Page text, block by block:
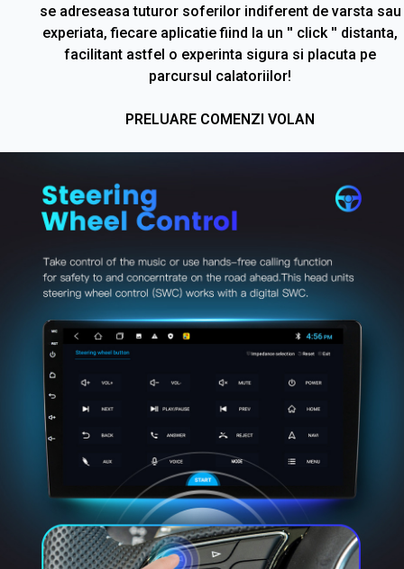
se adreseasa tuturor soferilor indiferent de varsta sau
experiata, fiecare aplicatie fiind la un '' click '' distanta,
facilitant astfel o experinta sigura si placuta pe
parcursul calatoriilor!
PRELUARE COMENZI VOLAN